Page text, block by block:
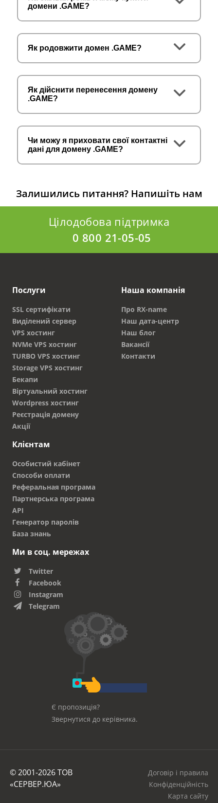
домени .GAME?
Як родовжити домен .GAME?
Як дійснити перенесення домену
.GAME?
Чи можу я приховати свої контактні
дані для домену .GAME?
Залишились питання? Напишіть нам
Цілодобова підтримка
0 800 21-05-05
Послуги
SSL сертифікати
Виділений сервер
VPS хостинг
NVMe VPS хостинг
TURBO VPS хостинг
Storage VPS хостинг
Бекапи
Віртуальний хостинг
Wordpress хостинг
Реєстрація домену
Акції
Наша компанія
Про RX-name
Наш дата-центр
Наш блог
Вакансії
Контакти
Клієнтам
Особистий кабінет
Способи оплати
Реферальная програма
Партнерська програма
API
Генератор паролів
База знань
Ми в соц. мережах
Twitter
Facebook
Instagram
Telegram
Є пропозиція?
Звернутися до керівника.
© 2001-2026 ТОВ
«СЕРВЕР.ЮА»
Договір і правила
Конфіденційність
Карта сайту